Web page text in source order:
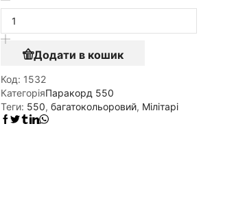
Додати в кошик
Код: 1532
КатегоріяПаракорд 550
Теги: 550, багатокольоровий, Мілітарі